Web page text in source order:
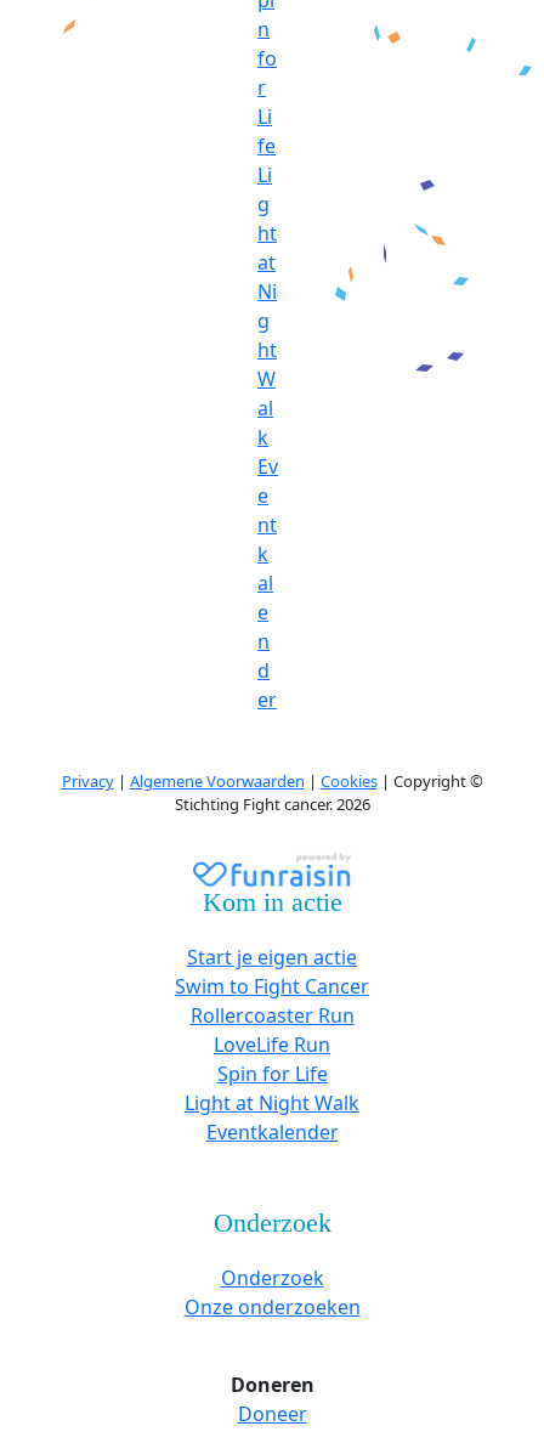
n
fo
r
Li
fe
Li
g
ht
at
Ni
g
ht
W
al
k
Ev
e
nt
k
al
e
n
d
er
Privacy| Algemene Voorwaarden | Cookies| Copyright ©
Stichting Fight cancer. 2026
Kom in actie
Start je eigen actie
Swim to Fight Cancer
Rollercoaster Run
LoveLife Run
Spin for Life
Light at Night Walk
Eventkalender
Onderzoek
Onderzoek
Onze onderzoeken
Doneren
Doneer